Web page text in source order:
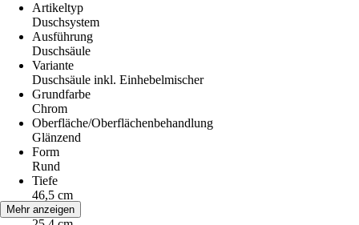
Artikeltyp
Duschsystem
Ausführung
Duschsäule
Variante
Duschsäule inkl. Einhebelmischer
Grundfarbe
Chrom
Oberfläche/Oberflächenbehandlung
Glänzend
Form
Rund
Tiefe
46,5 cm
Breite
Mehr anzeigen